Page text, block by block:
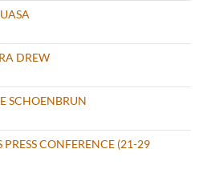
DREW
SCHOENBRUN
PRESS CONFERENCE (21-29